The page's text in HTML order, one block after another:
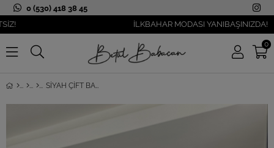
0 (530) 418 38 45
İLKBAHAR MODASI YANIBAŞINIZDA!
0
SIYAH ÇIFT BAĞLAMALI PAREO GÖMLEK